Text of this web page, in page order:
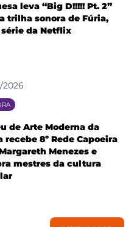
leva “Big D!!!!! Pt. 2”
trilha sonora de Fúria,
da Netflix
2026
de Arte Moderna da
recebe 8º Rede Capoeira
Menezes e
mestres da cultura